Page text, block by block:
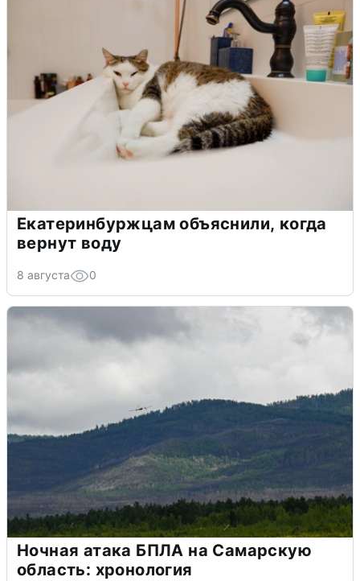
Екатеринбуржцам объяснили, когда
вернут воду
8 августа 0
Ночная атака БПЛА на Самарскую
область: хронология